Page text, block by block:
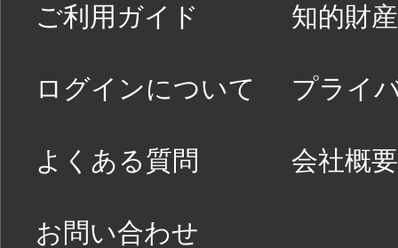
ご利用ガイド
ログインについて
よくある質問
お問い合わせ
知的財産
プライ
会社概要